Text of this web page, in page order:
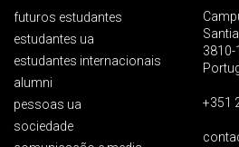
futuros estudantes
estudantes ua
estudantes internacionais
alumni
pessoas ua
sociedade
3810-
+351